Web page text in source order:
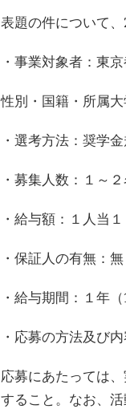
表題の件について
・事業対象者：東
性別・国籍・所属
・選考方法：奨学
・募集人数：１～２
・給与額：１人当
・保証人の有無：無
・給与期間：１年
・応募の方法及び
応募にあたっては
すること。なお、